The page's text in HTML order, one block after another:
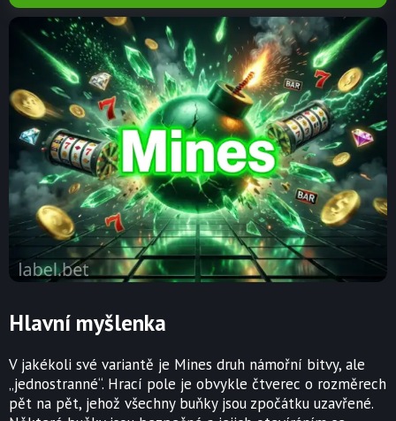
Hlavní myšlenka
V jakékoli své variantě je Mines druh námořní bitvy, ale
„jednostranné“. Hrací pole je obvykle čtverec o rozměrech
pět na pět, jehož všechny buňky jsou zpočátku uzavřené.